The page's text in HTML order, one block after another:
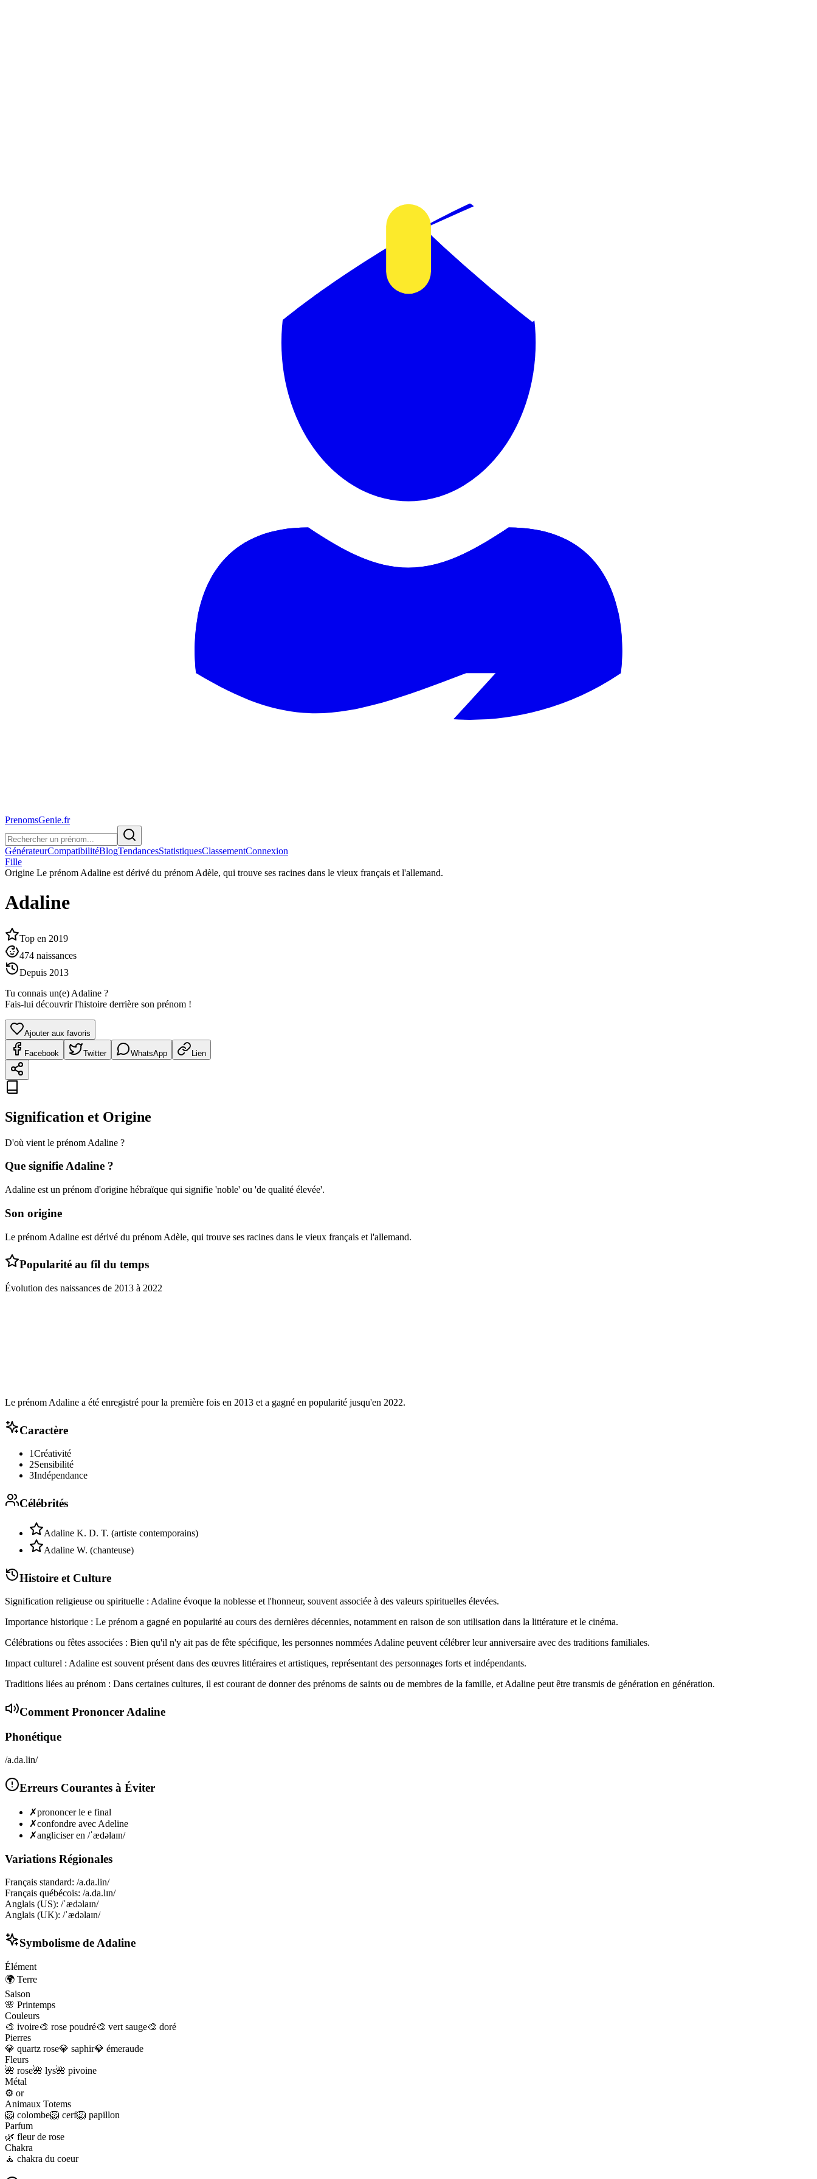
PrenomsGenie.fr
GénérateurCompatibilitéBlogTendancesStatistiquesClassementConnexion
Fille
Origine Le prénom Adaline est dérivé du prénom Adèle, qui trouve ses racines dans le vieux français et l'allemand.
Adaline
Top en 2019
474 naissances
Depuis 2013
Tu connais un(e) Adaline ?
Fais-lui découvrir l'histoire derrière son prénom !
Ajouter aux favoris
Facebook Twitter WhatsApp Lien
Signification et Origine
D'où vient le prénom Adaline ?
Que signifieAdaline ?
Adaline est un prénom d'origine hébraïque qui signifie 'noble' ou 'de qualité élevée'.
Son origine
Le prénom Adaline est dérivé du prénom Adèle, qui trouve ses racines dans le vieux français et l'allemand.
Popularité au fil du temps
Évolution des naissances de 2013 à 2022
Le prénom Adaline a été enregistré pour la première fois en 2013 et a gagné en popularité jusqu'en 2022.
Caractère
1Créativité
2Sensibilité
3Indépendance
Célébrités
Adaline K. D. T. (artiste contemporains)
Adaline W. (chanteuse)
Histoire et Culture
Signification religieuse ou spirituelle : Adaline évoque la noblesse et l'honneur, souvent associée à des valeurs spirituelles élevées.
Importance historique : Le prénom a gagné en popularité au cours des dernières décennies, notamment en raison de son utilisation dans la littérature et le cinéma.
Célébrations ou fêtes associées : Bien qu'il n'y ait pas de fête spécifique, les personnes nommées Adaline peuvent célébrer leur anniversaire avec des traditions familiales.
Impact culturel : Adaline est souvent présent dans des œuvres littéraires et artistiques, représentant des personnages forts et indépendants.
Traditions liées au prénom : Dans certaines cultures, il est courant de donner des prénoms de saints ou de membres de la famille, et Adaline peut être transmis de génération en génération.
Comment Prononcer Adaline
Phonétique
/a.da.lin/
Erreurs Courantes à Éviter
✗prononcer le e final
✗confondre avec Adeline
✗angliciser en /ˈædəlaɪn/
Variations Régionales
Français standard: /a.da.lin/
Français québécois: /a.da.lɪn/
Anglais (US): /ˈædəlaɪn/
Anglais (UK): /ˈædəlaɪn/
Symbolisme de Adaline
Élément
🌍 Terre
Saison
🌸 Printemps
Couleurs
🎨 ivoire🎨 rose poudré🎨 vert sauge🎨 doré
Pierres
💎 quartz rose💎 saphir💎 émeraude
Fleurs
🌺 rose🌺 lys🌺 pivoine
Métal
⚙️ or
Animaux Totems
🦁 colombe🦁 cerf🦁 papillon
Parfum
🌿 fleur de rose
Chakra
🧘 chakra du coeur